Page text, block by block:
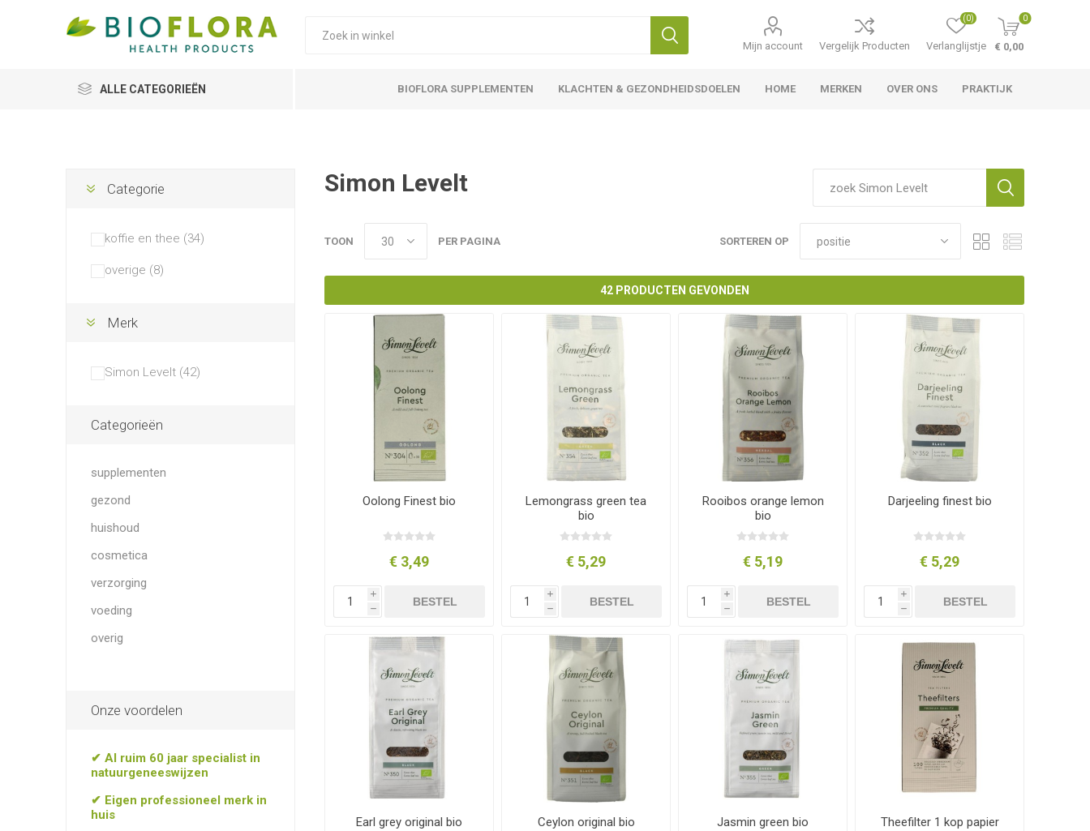
Mijn account Vergelijk Producten Verlanglijstje
(0) 0
€ 0,00
ALLE CATEGORIEËN BIOFLORA SUPPLEMENTEN KLACHTEN & GEZONDHEIDSDOELEN HOME MERKEN OVER ONS PRAKTIJK
Simon Levelt
SORTEREN OP
TOON PER PAGINA
42 PRODUCTEN GEVONDEN
Oolong Finest bio
€ 3,49
i
h
BESTEL
Lemongrass green tea
bio
€ 5,29
i
h
BESTEL
Rooibos orange lemon
bio
€ 5,19
i
h
BESTEL
Darjeeling finest bio
€ 5,29
i
h
BESTEL
Earl grey original bio Ceylon original bio Jasmin green bio Theefilter 1 kop papier
Categorie
koffie en thee (34)
overige (8)
Merk
Simon Levelt (42)
Categorieën
supplementen
gezond
huishoud
cosmetica
verzorging
voeding
overig
Onze voordelen
✔ Al ruim 60 jaar specialist in
natuurgeneeswijzen
✔ Eigen professioneel merk in
huis